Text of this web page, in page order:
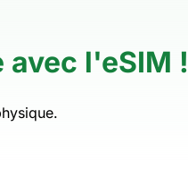
avec l'eSIM !